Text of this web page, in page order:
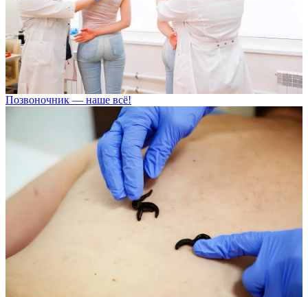
Позвоночник — наше всё!